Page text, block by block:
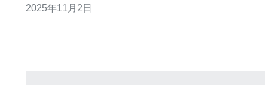
做出明智的选择。 2. 服务器类型介绍 在选择服务器时，首
2025年11月2日